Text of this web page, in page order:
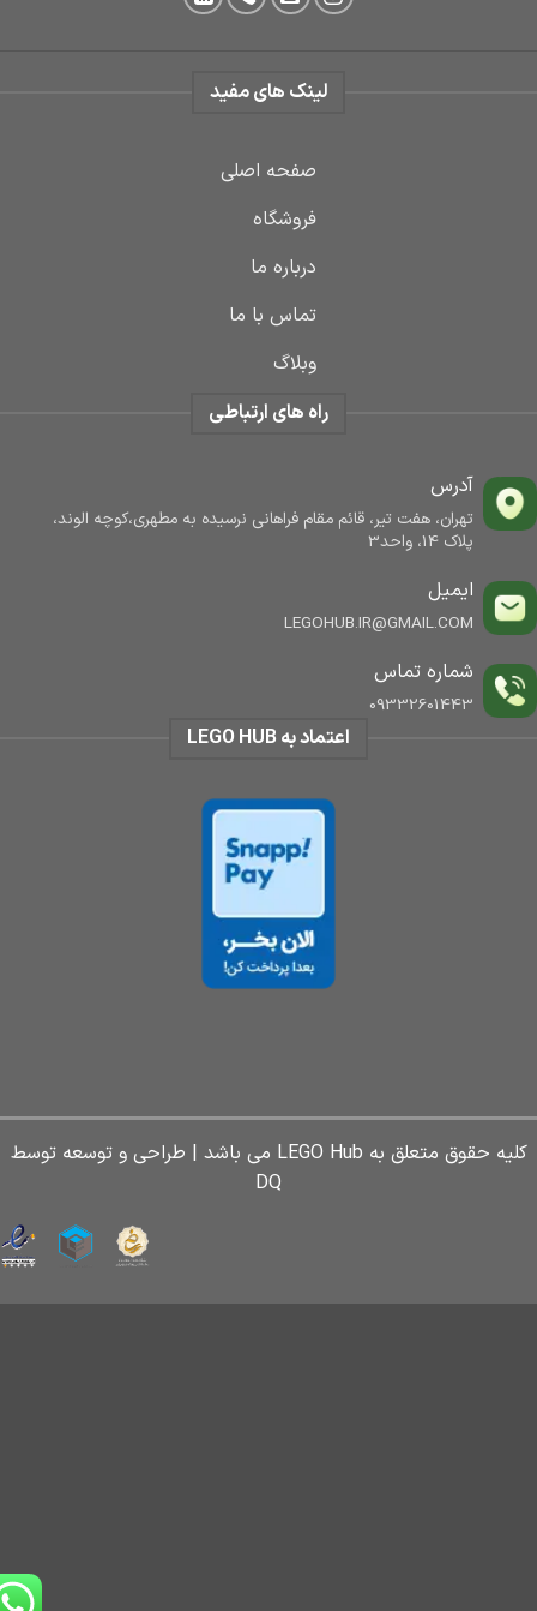
لینک های مفید
صفحه اصلی
فروشگاه
درباره ما
تماس با ما
وبلاگ
راه های ارتباطی
آدرس
تهران، هفت تیر، قائم مقام فراهانی نرسیده به مطهری،کوچه الوند،
پلاک 14، واحد3
ایمیل
LEGOHUB.IR@GMAIL.COM
شماره تماس
09332601443
اعتماد به LEGO HUB
کلیه حقوق متعلق به LEGO Hub می باشد | طراحی و توسعه توسط
DQ